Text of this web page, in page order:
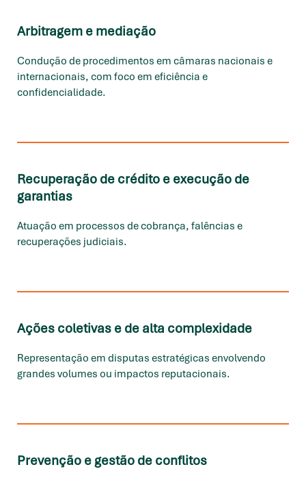
Arbitragem e mediação
Condução de procedimentos em câmaras nacionais e
internacionais, com foco em eficiência e
confidencialidade.
Recuperação de crédito e execução de
garantias
Atuação em processos de cobrança, falências e
recuperações judiciais.
Ações coletivas e de alta complexidade
Representação em disputas estratégicas envolvendo
grandes volumes ou impactos reputacionais.
Prevenção e gestão de conflitos